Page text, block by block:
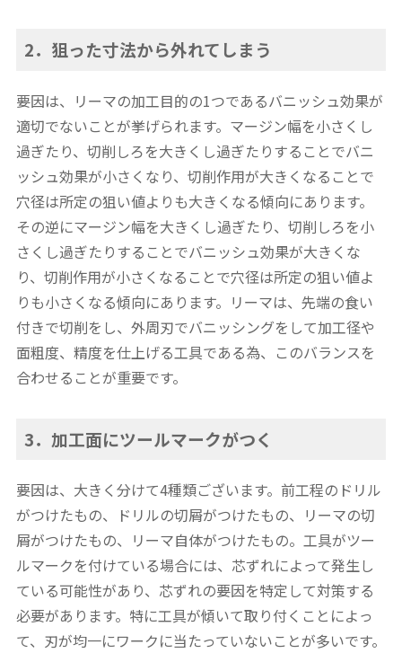
2．狙った寸法から外れてしまう
要因は、リーマの加工目的の1つであるバニッシュ効果が
適切でないことが挙げられます。マージン幅を小さくし
過ぎたり、切削しろを大きくし過ぎたりすることでバニ
ッシュ効果が小さくなり、切削作用が大きくなることで
穴径は所定の狙い値よりも大きくなる傾向にあります。
その逆にマージン幅を大きくし過ぎたり、切削しろを小
さくし過ぎたりすることでバニッシュ効果が大きくな
り、切削作用が小さくなることで穴径は所定の狙い値よ
りも小さくなる傾向にあります。リーマは、先端の食い
付きで切削をし、外周刃でバニッシングをして加工径や
面粗度、精度を仕上げる工具である為、このバランスを
合わせることが重要です。
3．加工面にツールマークがつく
要因は、大きく分けて4種類ございます。前工程のドリル
がつけたもの、ドリルの切屑がつけたもの、リーマの切
屑がつけたもの、リーマ自体がつけたもの。工具がツー
ルマークを付けている場合には、芯ずれによって発生し
ている可能性があり、芯ずれの要因を特定して対策する
必要があります。特に工具が傾いて取り付くことによっ
て、刃が均一にワークに当たっていないことが多いです。